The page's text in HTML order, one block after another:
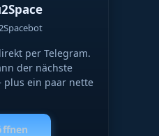
per Telegram.
der nächste
plus ein paar nette